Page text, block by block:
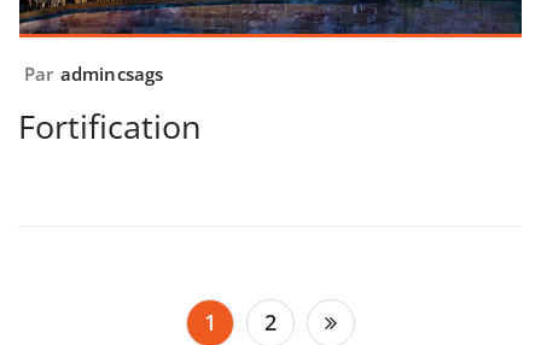
Par admincsags
Fortification
Pagination 1 2